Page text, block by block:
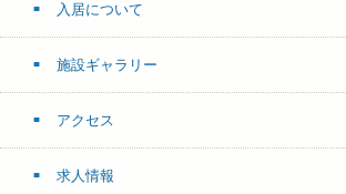
入居について
施設ギャラリー
アクセス
求人情報